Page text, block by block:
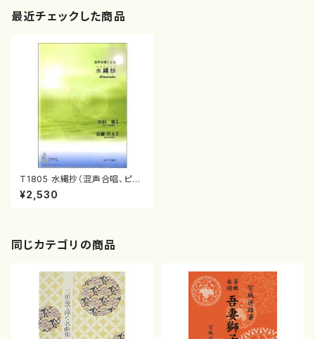
最近チェックした商品
T1805 水縄抄（混声合唱、ピア
ノ/田村徹/楽譜）
¥2,530
同じカテゴリの商品